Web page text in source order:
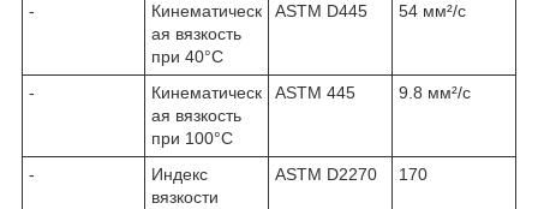
-
Кинематическ
ая вязкость
при 40°C
ASTM D445 54 мм²/с
-
Кинематическ
ая вязкость
при 100°C
ASTM 445 9.8 мм²/с
-
Индекс
вязкости
ASTM D2270 170